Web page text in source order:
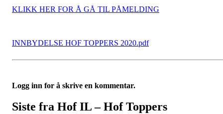
KLIKK HER FOR Å GÅ TIL PÅMELDING
INNBYDELSE HOF TOPPERS 2020.pdf
Logg inn for å skrive en kommentar.
Siste fra Hof IL – Hof Toppers